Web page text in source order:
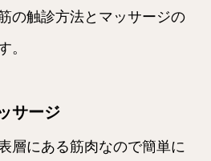
の触診方法とマッサージの
。
サージ
層にある筋肉なので簡単に